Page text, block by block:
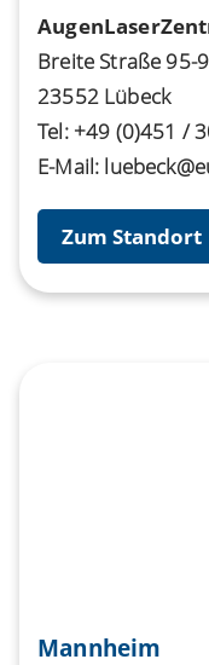
Breite Straße 95-
23552 Lübeck
Tel: +49 (0)451 /
E-Mail:
Zum Standort
Mannheim